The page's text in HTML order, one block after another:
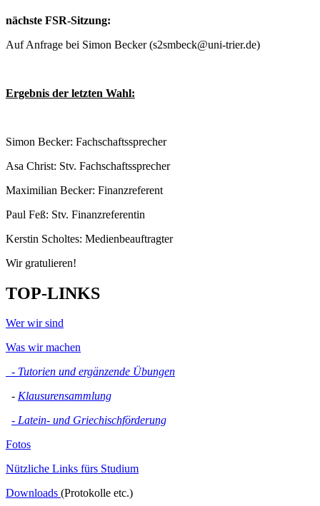
nächste FSR-Sitzung:
Auf Anfrage bei Simon Becker (s2smbeck@uni-trier.de)
Ergebnis der letzten Wahl:
Simon Becker: Fachschaftssprecher
Asa Christ: Stv. Fachschaftssprecher
Maximilian Becker: Finanzreferent
Paul Feß: Stv. Finanzreferentin
Kerstin Scholtes: Medienbeauftragter
Wir gratulieren!
TOP-LINKS
Wer wir sind
Was wir machen
- Tutorien und ergänzende Übungen
- Klausurensammlung
- Latein- und Griechischförderung
Fotos
Nützliche Links fürs Studium
Downloads (Protokolle etc.)